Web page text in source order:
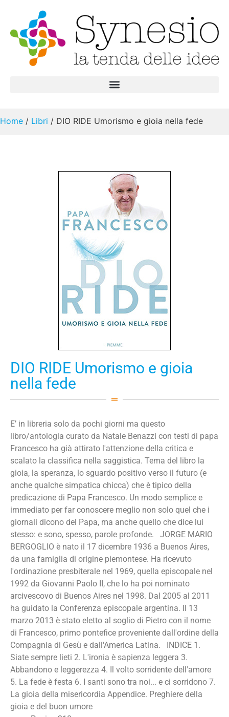
Home / Libri / DIO RIDE Umorismo e gioia nella fede
DIO RIDE Umorismo e gioia
nella fede
E’ in libreria solo da pochi giorni ma questo
libro/antologia curato da Natale Benazzi con testi di papa
Francesco ha già attirato l'attenzione della critica e
scalato la classifica nella saggistica. Tema del libro la
gioia, la speranza, lo sguardo positivo verso il futuro (e
anche qualche simpatica chicca) che è tipico della
predicazione di Papa Francesco. Un modo semplice e
immediato per far conoscere meglio non solo quel che i
giornali dicono del Papa, ma anche quello che dice lui
stesso: e sono, spesso, parole profonde. JORGE MARIO
BERGOGLIO è nato il 17 dicembre 1936 a Buenos Aires,
da una famiglia di origine piemontese. Ha ricevuto
l'ordinazione presbiterale nel 1969, quella episcopale nel
1992 da Giovanni Paolo II, che lo ha poi nominato
arcivescovo di Buenos Aires nel 1998. Dal 2005 al 2011
ha guidato la Conferenza episcopale argentina. Il 13
marzo 2013 è stato eletto al soglio di Pietro con il nome
di Francesco, primo pontefice proveniente dall'ordine della
Compagnia di Gesù e dall'America Latina. INDICE 1.
Siate sempre lieti 2. L'ironia è sapienza leggera 3.
Abbandono e leggerezza 4. Il volto sorridente dell'amore
5. La fede è festa 6. I santi sono tra noi... e ci sorridono 7.
La gioia della misericordia Appendice. Preghiere della
gioia e del buon umore